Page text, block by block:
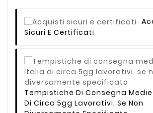
Sicuri E Certificati
Tempistiche Di Consegna
Di Circa 5gg Lavorativi, Se Non